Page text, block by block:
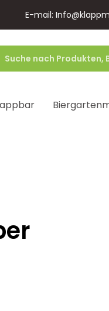
E-mail: